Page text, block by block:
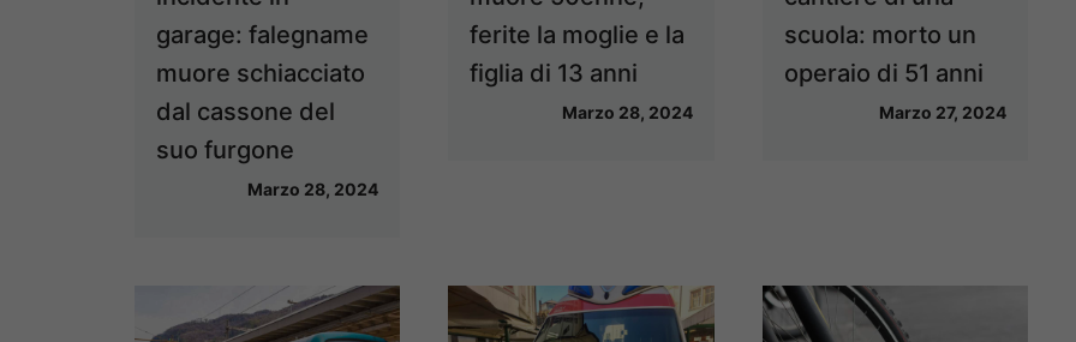
garage: falegname
muore schiacciato
dal cassone del
suo furgone
Marzo 28, 2024
ferite la moglie e la
figlia di 13 anni
Marzo 28, 2024
scuola: morto un
operaio di 51 anni
Marzo 27, 2024